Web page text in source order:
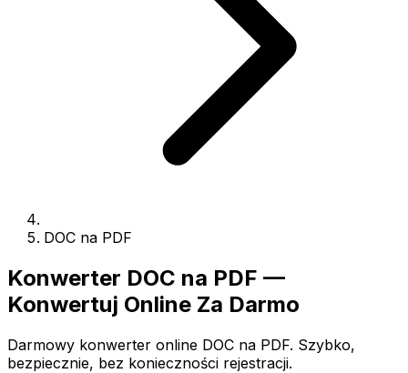
DOC na PDF
Konwerter DOC na PDF —
Konwertuj Online Za Darmo
Darmowy konwerter online DOC na PDF. Szybko,
bezpiecznie, bez konieczności rejestracji.